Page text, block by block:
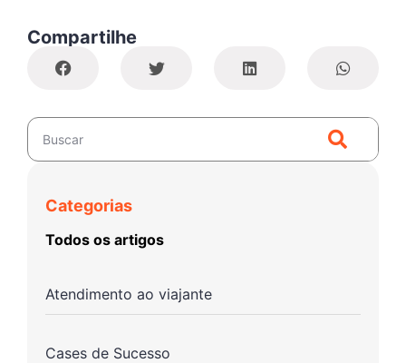
Compartilhe
Categorias
Todos os artigos
Atendimento ao viajante
Cases de Sucesso